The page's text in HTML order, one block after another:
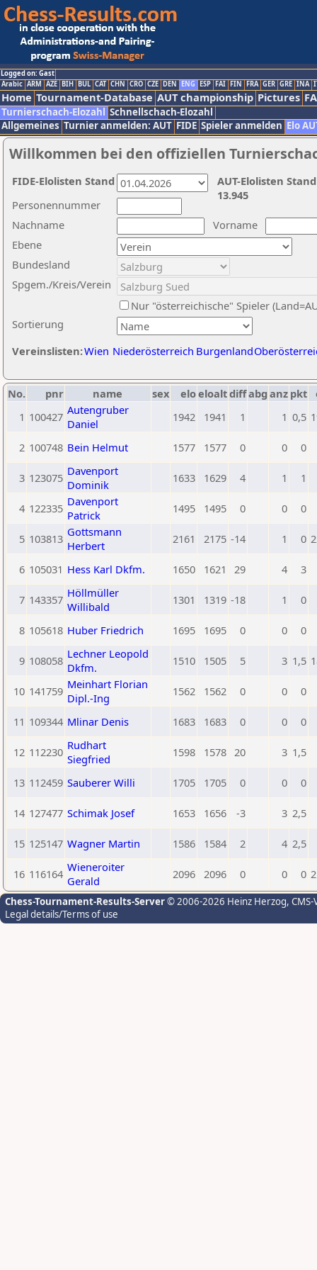
Logged on: Gast
Arabic ARM AZE BIH BUL CAT CHN CRO CZE DEN ENG ESP FAI FIN FRA GER GRE INA
Home Tournament-Database AUT championship Pictures
Turnierschach-Elozahl Schnellschach-Elozahl
Allgemeines Turnier anmelden: AUT FIDE Spieler anmelden Elo
Willkommen bei den offiziellen
Nachname
Vorname
Ebene
Sortierung
Personennummer
Bundesland
Spgem./Kreis/Verein
Nur "österreichische" Spieler
Vereinslisten:Wien Niederösterreich Burgenland
AUT-Elolisten
13.945
FIDE-Elolisten Stand
No. pnr name sex eloeloaltdiffabg anz pkt
1 100427 Autengruber
Daniel
1942 1941 1 1 0,5
2 100748 Bein Helmut 1577 1577 0 0 0
3 123075 Davenport
Dominik
1633 1629 4 1 1
4 122335 Davenport
Patrick
1495 1495 0 0 0
5 103813 Gottsmann
Herbert
2161 2175 -14 1 0
6 105031 Hess Karl Dkfm. 1650 1621 29 4 3
7 143357 Höllmüller
Willibald
1301 1319 -18 1 0
8 105618 Huber Friedrich 1695 1695 0 0 0
9 108058 Lechner Leopold
Dkfm.
1510 1505 5 3 1,5
10 141759 Meinhart Florian
Dipl.-Ing
1562 1562 0 0 0
11 109344 Mlinar Denis 1683 1683 0 0 0
12 112230 Rudhart
Siegfried
1598 1578 20 3 1,5
13 112459 Sauberer Willi 1705 1705 0 0 0
14 127477 Schimak Josef 1653 1656 -3 3 2,5
15 125147 Wagner Martin 1586 1584 2 4 2,5
16 116164 Wieneroiter
Gerald
2096 2096 0 0 0
Chess-Tournament-Results-Server© 2006-2026 Heinz Herzog,
Legal details/Terms of use